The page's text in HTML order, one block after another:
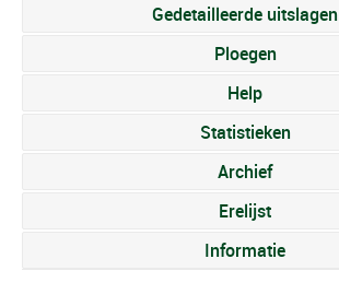
Gedetailleerde uitslagen
Ploegen
Help
Statistieken
Archief
Erelijst
Informatie